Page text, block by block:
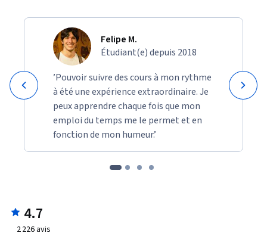
Felipe M.
Étudiant(e) depuis 2018
’Pouvoir suivre des cours à mon rythme
à été une expérience extraordinaire. Je
peux apprendre chaque fois que mon
emploi du temps me le permet et en
fonction de mon humeur.’
4.7
2 226 avis